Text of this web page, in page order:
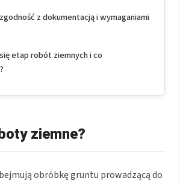
z dokumentacją i wymaganiami
etap robót ziemnych i co
ziemne?
obróbkę gruntu prowadzącą do